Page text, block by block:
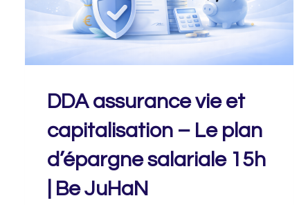
DDA assurance vie et
capitalisation – Le plan
d’épargne salariale 15h
| Be JuHaN